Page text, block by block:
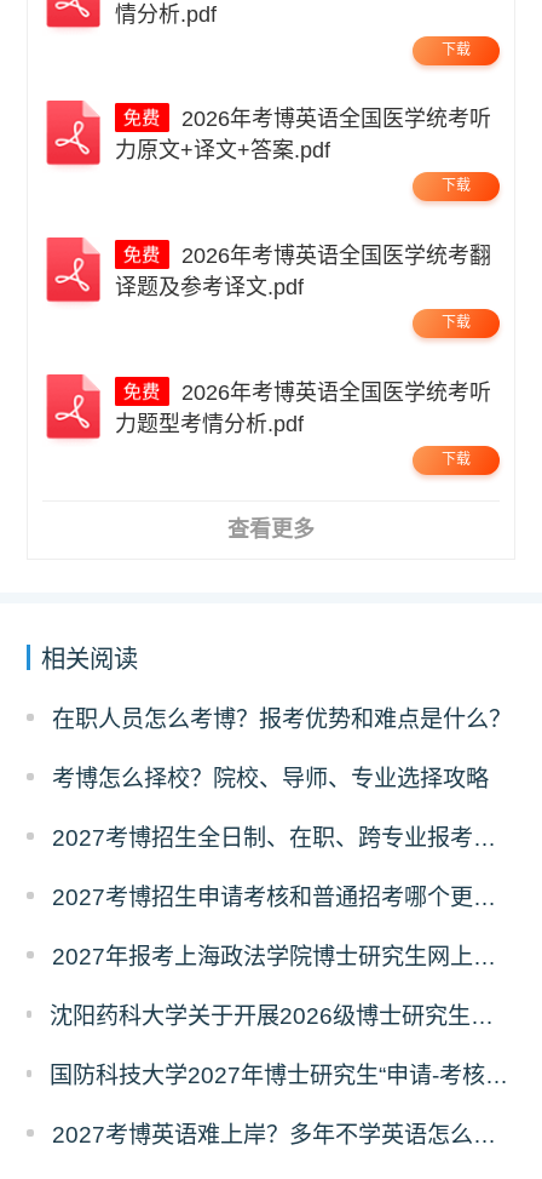
情分析.pdf
下载
力原文+译文+答案.pdf
下载
译题及参考译文.pdf
下载
力题型考情分析.pdf
下载
查看更多
相关阅读
在职人员怎么考博？报考优势和难点是什么？
考博怎么择校？院校、导师、专业选择攻略
2027考博招生全日制、在职、跨专业报考要求
2027考博招生申请考核和普通招考哪个更好考？
2027年报考上海政法学院博士研究生网上报名公告
沈阳药科大学关于开展2026级博士研究生录取后信息采集及档案调取等相关工作的通知
国防科技大学2027年博士研究生“申请-考核”制招生专业基础笔试考试大纲
2027考博英语难上岸？多年不学英语怎么备考？